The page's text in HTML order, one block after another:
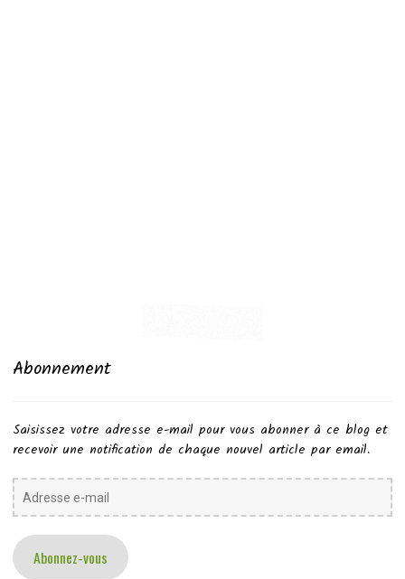
Abonnement
Saisissez votre adresse e-mail pour vous abonner à ce blog et
recevoir une notification de chaque nouvel article par email.
Adresse
e-
Abonnez-vous